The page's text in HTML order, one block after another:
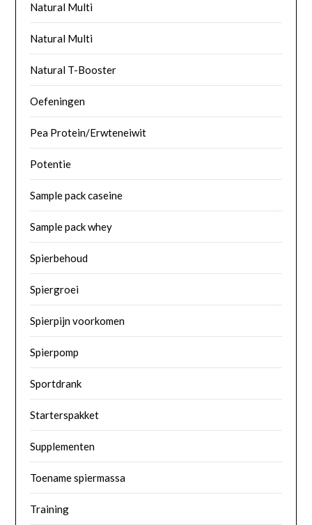
Natural Multi
Natural Multi
Natural T-Booster
Oefeningen
Pea Protein/Erwteneiwit
Potentie
Sample pack caseine
Sample pack whey
Spierbehoud
Spiergroei
Spierpijn voorkomen
Spierpomp
Sportdrank
Starterspakket
Supplementen
Toename spiermassa
Training